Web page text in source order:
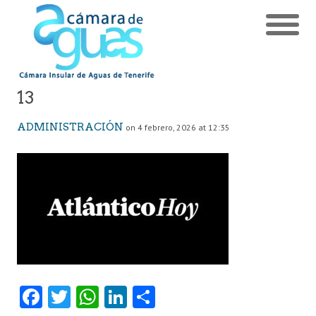
13
ADMINISTRACIÓN on 4 febrero, 2026 at 12:35
Fa T W Li